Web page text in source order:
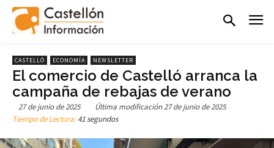
CASTELLÓ ECONOMÍA NEWSLETTER
El comercio de Castelló arranca la
campaña de rebajas de verano
27 de junio de 2025 Última modificación27 de junio de 2025
Tiempo de Lectura:41 segundos